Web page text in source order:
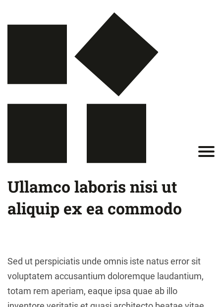
Ullamco laboris nisi ut
aliquip ex ea commodo
Sed ut perspiciatis unde omnis iste natus error sit
voluptatem accusantium doloremque laudantium,
totam rem aperiam, eaque ipsa quae ab illo